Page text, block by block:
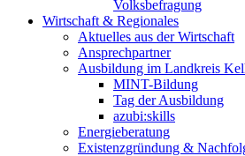
Volksbefragung
Wirtschaft & Regionales
Aktuelles aus der Wirtschaft
Ansprechpartner
Ausbildung im Landkreis
MINT-Bildung
Tag der Ausbildung
azubi:skills
Energieberatung
Existenzgründung &